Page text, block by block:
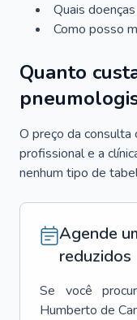
Quais
Como posso
Quanto
O preço da consulta
profissional e a
nenhum tipo de
Agende
reduzidos
Se você
Humberto de